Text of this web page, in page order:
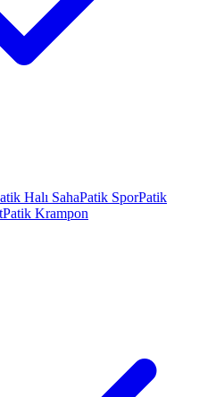
Halı SahaPatik SporPatik
Patik Krampon